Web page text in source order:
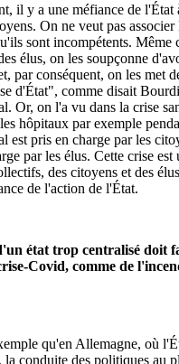
il y a une méfiance de l'État
On ne veut pas
sont incompétents. Même
élus, on les soupçonne
par conséquent, on les met
d'État", comme disait
Or, on l'a vu dans la crise
hôpitaux par exemple
est pris en charge par les
par les élus. Cette crise
des citoyens et des
de l'action de l'État.
état trop centralisé doit
Covid, comme de
qu'en Allemagne, où
la conduite des politiques au